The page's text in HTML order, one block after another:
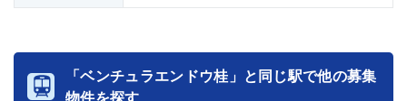
「ベンチュラエンドウ桂」と同じ駅で他の募集
物件を探す